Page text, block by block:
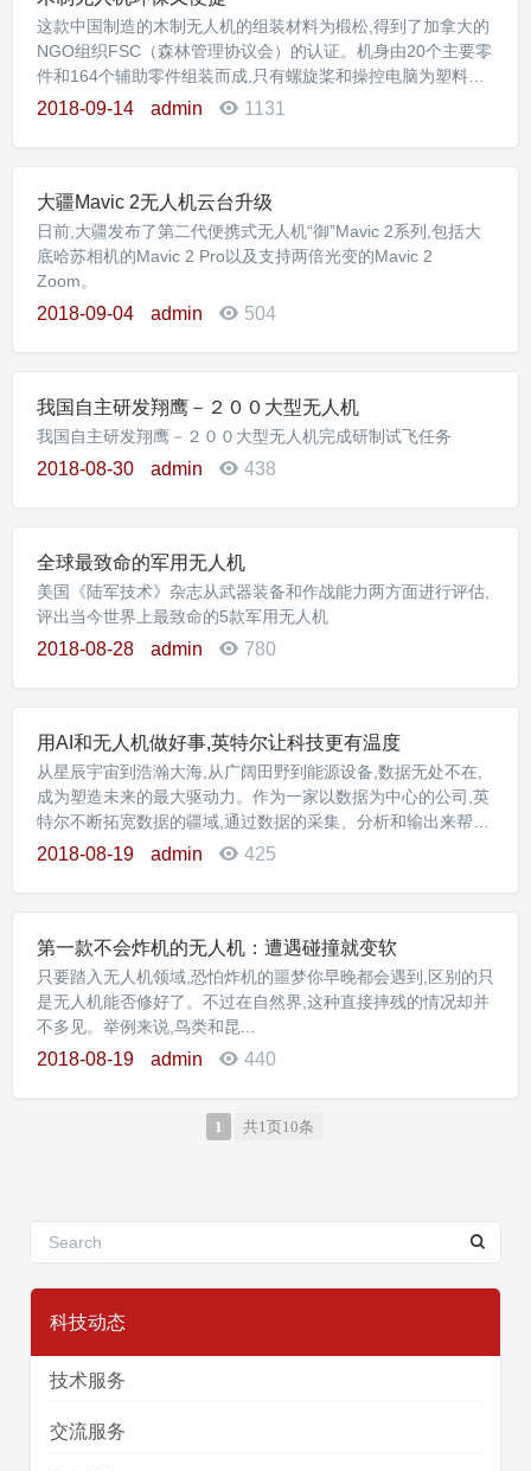
这款中国制造的木制无人机的组装材料为椴松,得到了加拿大的
NGO组织FSC（森林管理协议会）的认证。机身由20个主要零
件和164个辅助零件组装而成,只有螺旋桨和操控电脑为塑料材
质
2018-09-14 admin 1131
大疆Mavic 2无人机云台升级
日前,大疆发布了第二代便携式无人机“御”Mavic 2系列,包括大
底哈苏相机的Mavic 2 Pro以及支持两倍光变的Mavic 2
2018-09-04 admin 504
我国自主研发翔鹰－２００大型无人机
我国自主研发翔鹰－２００大型无人机完成研制试飞任务
2018-08-30 admin 438
全球最致命的军用无人机
美国《陆军技术》杂志从武器装备和作战能力两方面进行评估,
评出当今世界上最致命的5款军用无人机
2018-08-28 admin 780
用AI和无人机做好事,英特尔让科技更有温度
从星辰宇宙到浩瀚大海,从广阔田野到能源设备,数据无处不在,
成为塑造未来的最大驱动力。作为一家以数据为中心的公司,英
特尔不断拓宽数据的疆域,通过数据的采集、分析和输出来帮助
人类探索未知、发现全新商机,借助科技创新的力量去触及更广
2018-08-19 admin 425
第一款不会炸机的无人机：遭遇碰撞就变软
只要踏入无人机领域,恐怕炸机的噩梦你早晚都会遇到,区别的只
是无人机能否修好了。不过在自然界,这种直接摔残的情况却并
不多见。举例来说,鸟类和昆...
2018-08-19 admin 440
1 共1页10条
科技动态
技术服务
交流服务